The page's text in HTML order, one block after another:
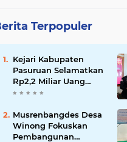
Terpopuler
Kejari Kabupaten
Pasuruan Selamatkan
Rp2,2 Miliar Uang
Negara dari Korupsi
Musrenbangdes Desa
Winong Fokuskan
Pembangunan